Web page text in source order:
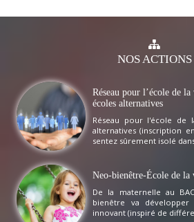
NOSACTIONS
Réseau pour l’école de la
écoles alternatives
Réseau pour l'école de
alternatives (inscription
sentez sûrement isolé
Neo-bienêtre-École de la
De la maternelle au
bienêtre va
innovant (inspiré de